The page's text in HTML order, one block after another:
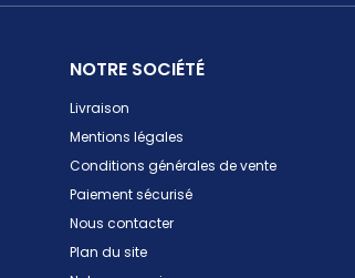
NOTRE SOCIÉTÉ
Livraison
Mentions légales
Conditions générales de vente
Paiement sécurisé
Nous contacter
Plan du site